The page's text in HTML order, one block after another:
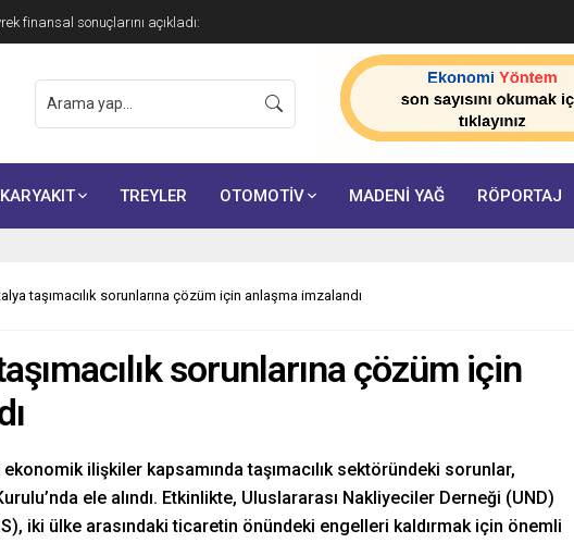
finansal sonuçlarını açıkladı:
TREYLER OTOMOTİV MADENİ YAĞ RÖPORTAJ
taşımacılık sorunlarına çözüm için anlaşma imzalandı
sorunlarına çözüm için
ilişkiler kapsamında taşımacılık sektöründeki sorunlar,
ele alındı. Etkinlikte, Uluslararası Nakliyeciler Derneği (UND)
iki ülke arasındaki ticaretin önündeki engelleri kaldırmak için önemli